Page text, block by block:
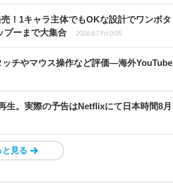
！1キャラ主体でもOKな設計でワンボタ
プーまで大集合
2026.8.7 Fri 0:05
チやマウス操作など評価―海外YouTube
生。実際の予告はNetflixにて日本時間8月
と見る